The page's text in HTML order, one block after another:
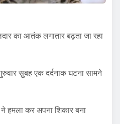
का आतंक लगातार बढ़ता जा रहा
सुबह एक दर्दनाक घटना सामने
ने हमला कर अपना शिकार बना